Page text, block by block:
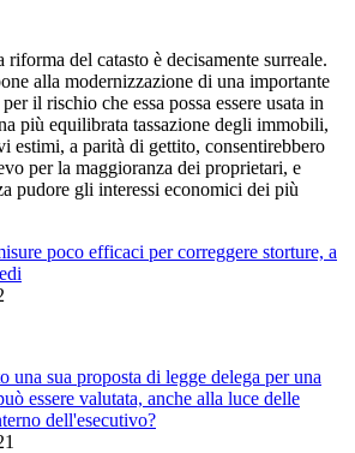
del catasto è decisamente surreale.
alla modernizzazione di una importante
il rischio che essa possa essere usata in
più equilibrata tassazione degli immobili,
estimi, a parità di gettito, consentirebbero
per la maggioranza dei proprietari, e
pudore gli interessi economici dei più
poco efficaci per correggere storture, a
una sua proposta di legge delega per una
essere valutata, anche alla luce delle
dell'esecutivo?